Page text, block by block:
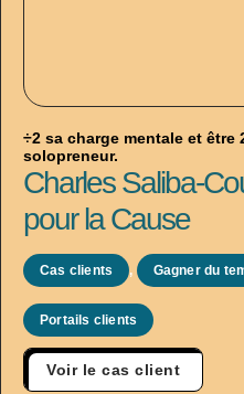
÷2 sa charge mentale et
solopreneur.
Charles Saliba-
pour la Cause
Cas clients , Gagner du
Portails clients
Voir le cas client